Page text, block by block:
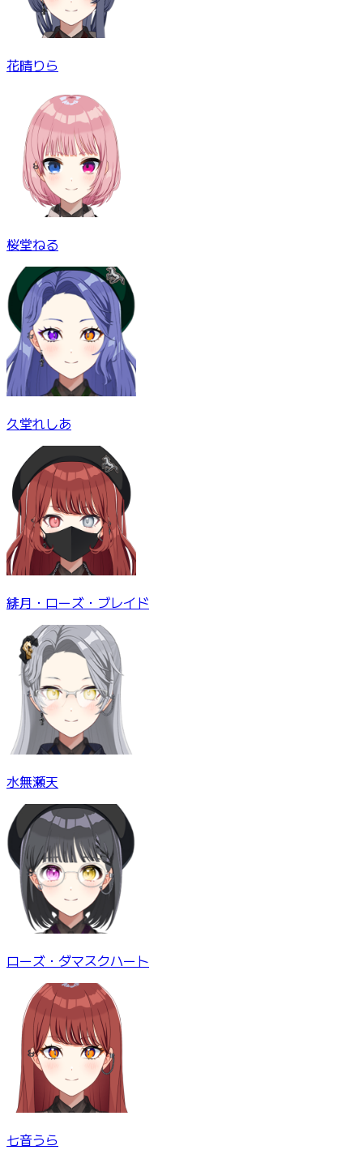
花晴りら
桜堂ねる
久堂れしあ
緋月・ローズ・ブレイド
水無瀬天
ローズ・ダマスクハート
七音うら